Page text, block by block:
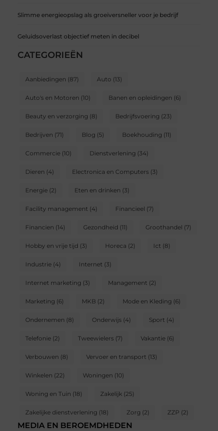
Slimme energieopslag als groeiversneller voor je bedrijf
Geluidsoverlast objectief meten in decibel
CATEGORIEËN
Aanbiedingen (87) Auto (13)
Auto's en Motoren (10) Banen en opleidingen (6)
Beauty en verzorging (8) Bedrijfsvoering (23)
Bedrijven (71) Blog (5) Boekhouding (11)
Commercie(10) Dienstverlening (34)
Dieren (4) Electronica en Computers(3)
Energie(2) Eten en drinken (3)
Facility management (4) Financieel (7)
Financien (14) Gezondheid (11) Groothandel (7)
Hobby en vrije tijd (3) Horeca (2) Ict (8)
Industrie(4) Internet (3)
Internet marketing (3) Management (2)
Marketing (6) MKB (2) Mode en Kleding (6)
Ondernemen (8) Onderwijs(4) Sport (4)
Telefonie(2) Tweewielers(7) Vakantie(6)
Verbouwen (8) Vervoer en transport (13)
Winkelen (22) Woningen (10)
Woning en Tuin (18) Zakelijk(25)
Zakelijke dienstverlening (18) Zorg (2) ZZP (2)
MEDIA EN BEROEMDHEDEN